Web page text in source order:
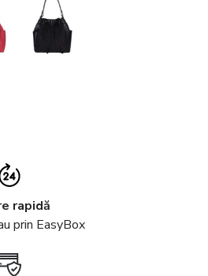
rapidă
prin EasyBox